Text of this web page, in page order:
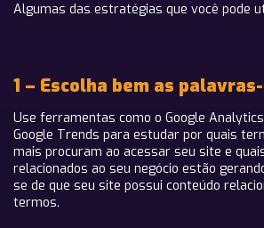
Algumas das estratégias que você pode
1 – Escolha bem as
Use ferramentas como o Google
Google Trends para estudar por quais
mais procuram ao acessar seu site e
relacionados ao seu negócio estão
se de que seu site possui conteúdo
termos.